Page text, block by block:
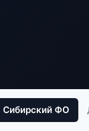
Сибирский ФО